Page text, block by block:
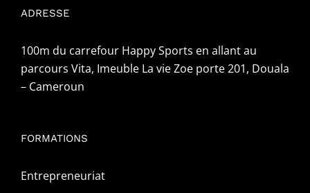
ADRESSE
100m du carrefour Happy Sports en allant au
parcours Vita, Imeuble La vie Zoe porte 201, Douala
– Cameroun
FORMATIONS
Entrepreneuriat